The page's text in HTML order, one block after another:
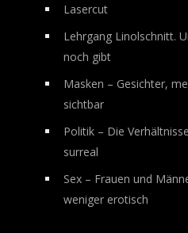
Lasercut
Lehrgang Linolschnitt.
noch gibt
Masken – Gesichter,
sichtbar
Politik – Die
surreal
Sex – Frauen und
weniger erotisch